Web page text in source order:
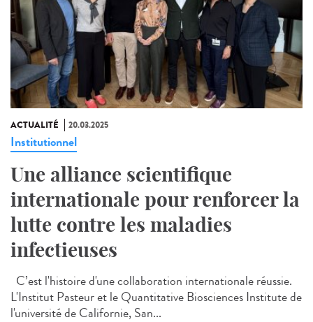
ACTUALITÉ 20.03.2025
Institutionnel
Une alliance scientifique
internationale pour renforcer la
lutte contre les maladies
infectieuses
C’est l'histoire d'une collaboration internationale réussie.
L'Institut Pasteur et le Quantitative Biosciences Institute de
l'université de Californie, San...